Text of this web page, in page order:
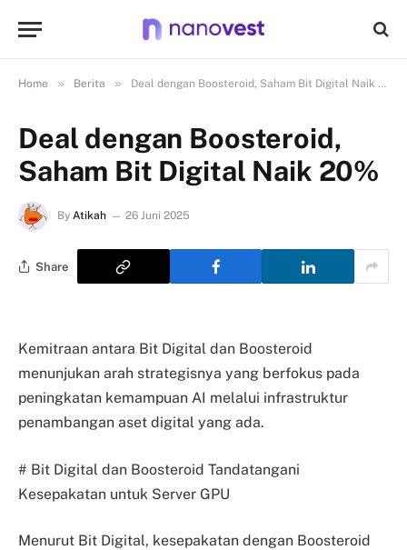
Home » Berita » Deal dengan Boosteroid, Saham Bit Digital Naik 20%
Deal dengan Boosteroid,
Saham Bit Digital Naik 20%
By Atikah 26 Juni 2025
Share
Kemitraan antara Bit Digital dan Boosteroid
menunjukan arah strategisnya yang berfokus pada
peningkatan kemampuan AI melalui infrastruktur
penambangan aset digital yang ada.
# Bit Digital dan Boosteroid Tandatangani
Kesepakatan untuk Server GPU
Menurut Bit Digital, kesepakatan dengan Boosteroid